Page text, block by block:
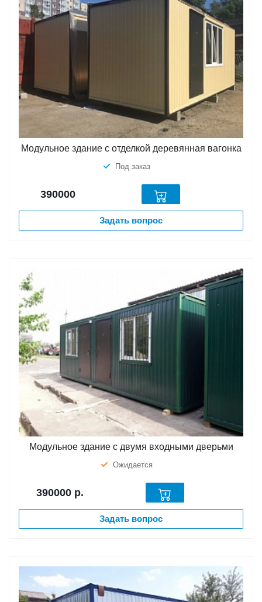
Модульное здание с отделкой деревянная вагонка
Под заказ
390000
Задать вопрос
Модульное здание с двумя входными дверьми
Ожидается
390000 р.
Задать вопрос